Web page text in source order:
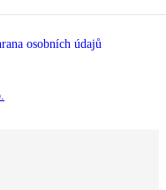
osobních údajů